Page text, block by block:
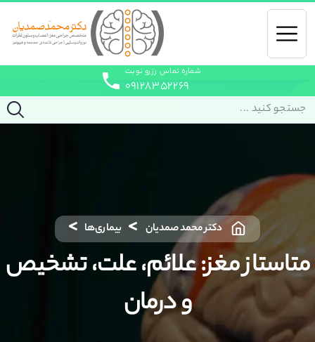
شماره تماس رزرو نوبت
۰۹۱۲۸۳۵۲۲۶۹
دکتر محمد صمدیان بیماری‌ها
متاستاز مغز: علائم، علت، تشخیص
و درمان